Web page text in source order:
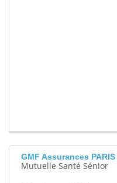
GMF Assurances PARIS
Mutuelle Santé Sénior